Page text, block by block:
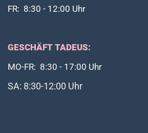
FR: 8:30 - 12:00 Uhr
GESCHÄFT TADEUS:
MO-FR: 8:30 - 17:00 Uhr
SA: 8:30-12:00 Uhr